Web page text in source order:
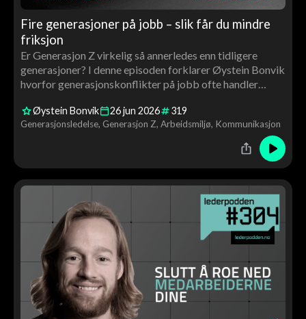
Fire generasjoner på jobb – slik får du mindre
friksjon
Er Generasjon Z virkelig så annerledes enn tidligere
generasjoner? I denne episoden forklarer Øystein Bonvik
hvorfor generasjonskonflikter på jobb ofte handler
kommunikasjon og arbeidslivets utvikling. En praktisk
episode om ledelse, samarbeid og aldersmangfold.
Øystein Bonvik 26jun 2026 319
Generasjonsledelse Generasjon Z Arbeidsmiljø Kommunikasjon